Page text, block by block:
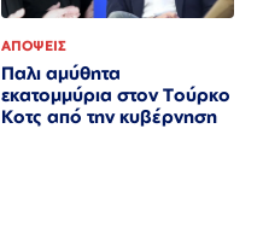
ΑΠΟΨΕΙΣ
Παλι αμύθητα
εκατομμύρια στον Τούρκο
Κοτς από την κυβέρνηση